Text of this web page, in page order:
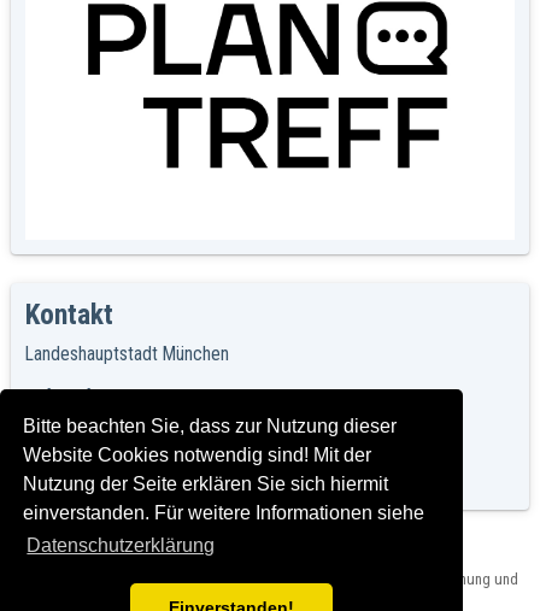
Bitte beachten Sie, dass zur Nutzung dieser
Website Cookies notwendig sind! Mit der
Nutzung der Seite erklären Sie sich hiermit
einverstanden. Für weitere Informationen siehe
Datenschutzerklärung
Kontakt
Landeshauptstadt München
PlanTreff – Plattform zur Stadtentwicklung
80331 München
E-Mail:plantreff@muenchen.de
Herausgeber: Landeshauptstadt München, PLAN - Referat für Stadtplanung und
Bauordnung,
Impressum und Rechtshinweise